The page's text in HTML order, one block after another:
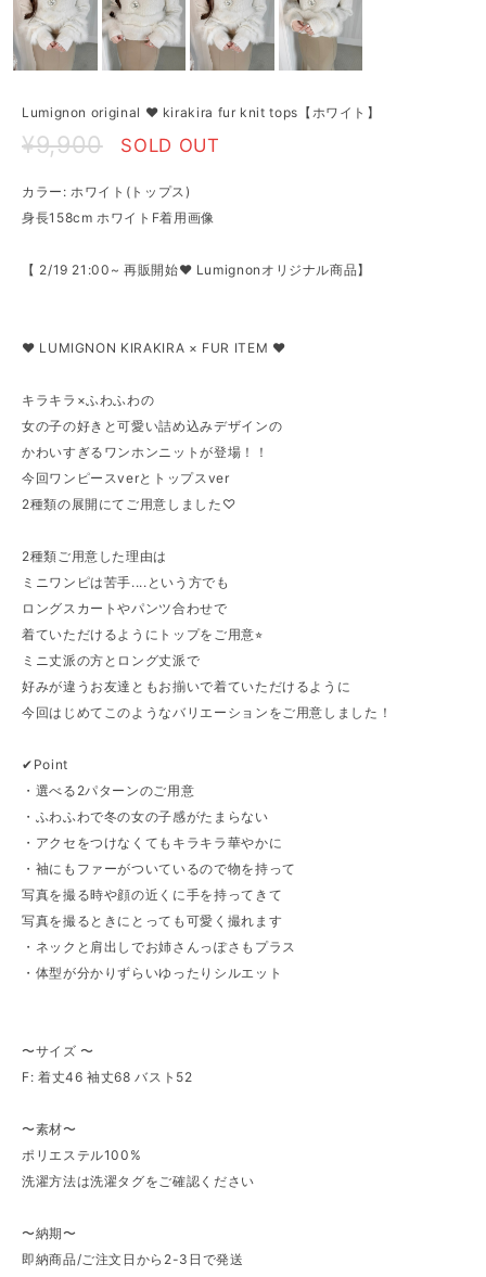
Lumignon original ♥ kirakira fur knit tops【ホワイト】
¥9,900 SOLD OUT
カラー: ホワイト(トップス)
身長158cm ホワイトF着用画像
【 2/19 21:00~ 再販開始♥ Lumignonオリジナル商品】⁡
♥ LUMIGNON KIRAKIRA × FUR ITEM ♥
キラキラ×ふわふわの
女の子の好きと可愛い詰め込みデザインの
かわいすぎるワンホンニットが登場！！
今回ワンピースverとトップスver
2種類の展開にてご用意しました♡
2種類ご用意した理由は
ミニワンピは苦手....という方でも
ロングスカートやパンツ合わせで
着ていただけるようにトップをご用意⭐︎
ミニ丈派の方とロング丈派で
好みが違うお友達ともお揃いで着ていただけるように
今回はじめてこのようなバリエーションをご用意しました！
✔︎Point
・選べる2パターンのご用意
・ふわふわで冬の女の子感がたまらない
・アクセをつけなくてもキラキラ華やかに
・袖にもファーがついているので物を持って
写真を撮る時や顔の近くに手を持ってきて
写真を撮るときにとっても可愛く撮れます
・ネックと肩出しでお姉さんっぽさもプラス
・体型が分かりずらいゆったりシルエット
〜サイズ 〜
F: 着丈46 袖丈68 バスト52
〜素材〜
ポリエステル100%
洗濯方法は洗濯タグをご確認ください
〜納期〜
即納商品/ご注文日から2-3日で発送